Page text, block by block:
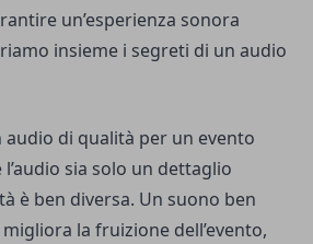
un’esperienza sonora
insieme i segreti di un audio
audio di qualità per un evento
sia solo un dettaglio
è ben diversa. Un suono ben
la fruizione dell’evento,